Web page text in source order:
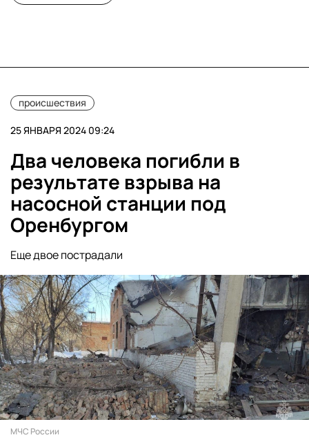
происшествия
25 ЯНВАРЯ 2024 09:24
Два человека погибли в
результате взрыва на
насосной станции под
Оренбургом
Еще двое пострадали
МЧС России